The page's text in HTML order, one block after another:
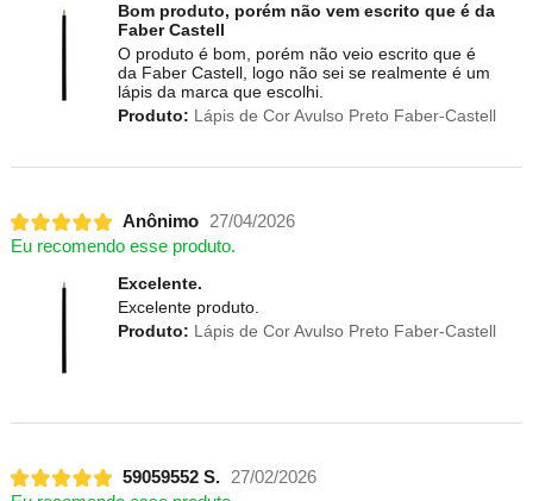
Bom produto, porém não vem escrito que é da
Faber Castell
O produto é bom, porém não veio escrito que é
da Faber Castell, logo não sei se realmente é um
lápis da marca que escolhi.
Produto: Lápis de Cor Avulso Preto Faber-Castell
Anônimo
27/04/2026
Eu recomendo esse produto.
Excelente.
Excelente produto.
Produto: Lápis de Cor Avulso Preto Faber-Castell
59059552 S.
27/02/2026